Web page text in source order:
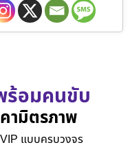
ร้อมคนขับ
ามิตรภาพ
แบบครบวงจร